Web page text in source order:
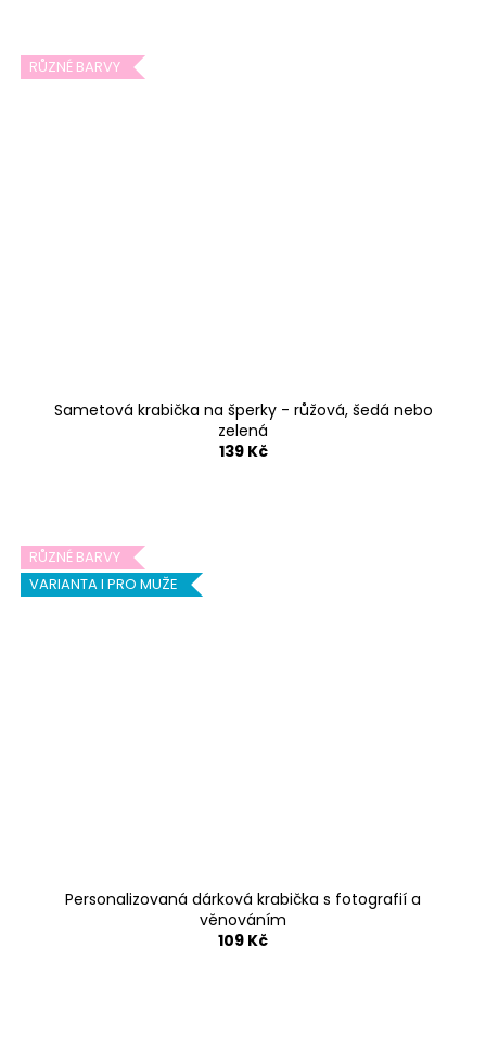
RŮZNÉ BARVY
Sametová krabička na šperky - růžová, šedá nebo
zelená
139 Kč
RŮZNÉ BARVY
VARIANTA I PRO MUŽE
Personalizovaná dárková krabička s fotografií a
věnováním
109 Kč